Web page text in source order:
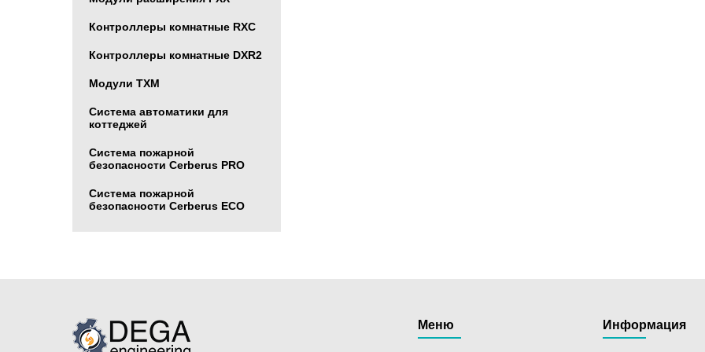
Контроллеры комнатные RXC
Контроллеры комнатные DXR2
Модули TXM
Система автоматики для
коттеджей
Система пожарной
безопасности Cerberus PRO
Система пожарной
безопасности Cerberus ECO
Меню Информация